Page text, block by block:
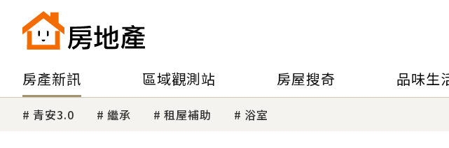
房產新訊 區域觀測站 房屋搜奇 品味生
青安3.0 繼承 租屋補助 浴室